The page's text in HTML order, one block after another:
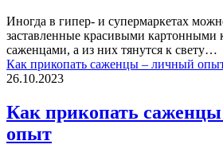
Иногда в гипер- и супермаркетах
заставленные красивыми картонными
саженцами, а из них тянутся к свету…
Как прикопать саженцы – личный
26.10.2023
Как прикопать
опыт